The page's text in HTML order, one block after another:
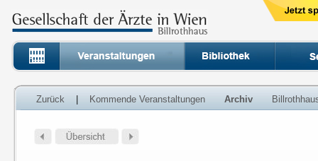
Zurück Kommende Veranstaltungen Archiv